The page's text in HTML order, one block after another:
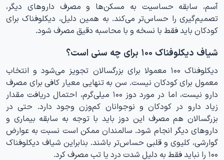
آسم، سابقه حساسیت به مسکن‌ها و مصرف داروهای دیگر،
تصمیم‌گیری را حساس‌تر می‌کند. به همین دلیل، دیکلوفناک برای
کودکان باید فقط با نسخه و با محاسبه دقیق مصرف شود.
شیاف دیکلوفناک ۱۰۰ برای چه سنی است؟
دیکلوفناک ۱۰۰ معمولا برای بزرگسالان تجویز می‌شود و انتخاب
معمول برای کودکان نیست. سن به تنهایی معیار کافی برای مصرف
دارو نیست، اما در مورد دوز ۱۰۰ میلی‌گرم، احتمال دریافت مقدار
زیاد دارو در کودکان و نوجوانان کم‌وزن وجود دارد. حتی در
بزرگسالان هم مصرف این دوز باید با توجه به سابقه بیماری و
داروهای دیگر انجام شود. سالمندان ممکن است نسبت به عوارض
گوارشی، کلیوی و قلبی حساس‌تر باشند. بنابراین شیاف دیکلوفناک
۱۰۰ را نباید فقط به دلیل شدت درد یا تب مصرف کرد.